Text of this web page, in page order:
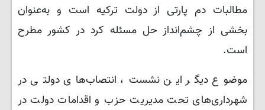
مطالبات دم پارتی از دولت ترکیه است و به‌عنوان
بخشی از چشم‌انداز حل مسئله کرد در کشور مطرح
است.
موضوع دیگر این نشست، انتصاب‌های دولتی در
شهرداری‌های تحت مدیریت حزب و اقدامات دولت در